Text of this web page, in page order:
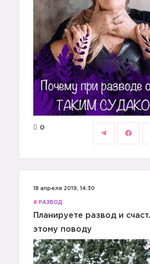
0
18 апреля 2019, 14:30
# РАЗВОД
Планируете развод и
этому поводу